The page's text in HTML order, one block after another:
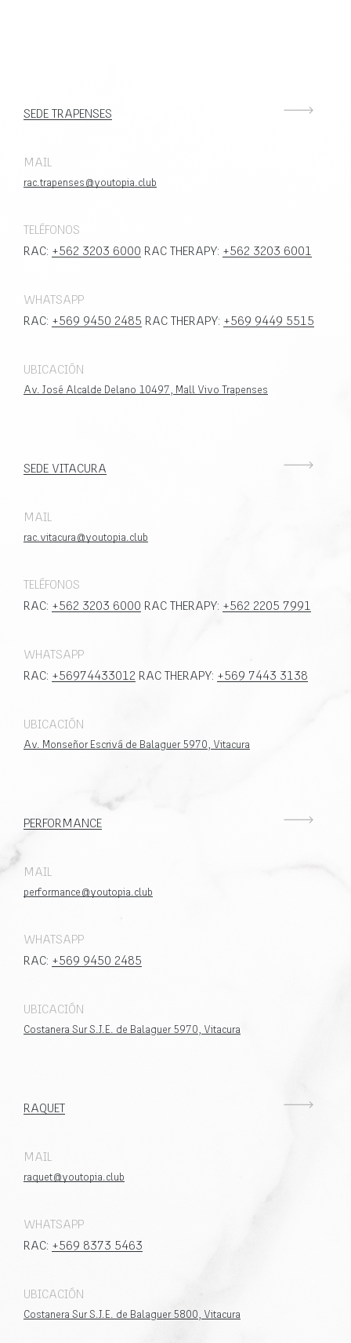
SEDE TRAPENSES
MAIL
rac.trapenses@youtopia.club
TELÉFONOS
RAC: +562 3203 6000 RAC THERAPY: +562 3203 6001
WHATSAPP
RAC: +569 9450 2485 RAC THERAPY: +569 9449 5515
UBICACIÓN
Av. José Alcalde Delano 10497, Mall Vivo Trapenses
SEDE VITACURA
MAIL
rac.vitacura@youtopia.club
TELÉFONOS
RAC: +562 3203 6000 RAC THERAPY: +562 2205 7991
WHATSAPP
RAC: +56974433012 RAC THERAPY: +569 7443 3138
UBICACIÓN
Av. Monseñor Escrivá de Balaguer 5970, Vitacura
PERFORMANCE
MAIL
performance@youtopia.club
WHATSAPP
RAC: +569 9450 2485
UBICACIÓN
Costanera Sur S.J.E. de Balaguer 5970, Vitacura
RAQUET
MAIL
raquet@youtopia.club
WHATSAPP
RAC: +569 8373 5463
UBICACIÓN
Costanera Sur S.J.E. de Balaguer 5800, Vitacura